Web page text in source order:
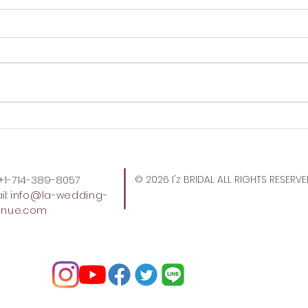
714-389-8057
info@la-wedding-
© 2026 I'z BRIDAL ALL RIGHTS